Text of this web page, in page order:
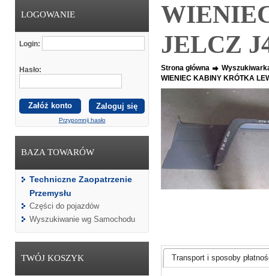
LOGOWANIE
Login:
Hasło:
Załóż konto
Przypomnij hasło
BAZA TOWARÓW
Techniczne Zaopatrzenie
Przemysłu
Części do pojazdów
Wyszukiwanie wg Samochodu
TWÓJ KOSZYK
JELCZ
Strona główna
WIENIEC KABINY KRÓTKA
Transport i sposoby